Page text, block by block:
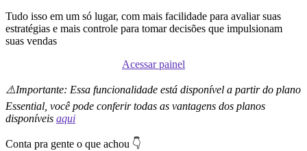
Tudo isso em um só lugar, com mais facilidade para avaliar suas
estratégias e mais controle para tomar decisões que impulsionam
suas vendas
Acessar painel
⚠️Importante: Essa funcionalidade está disponível a partir do plano
Essential, você pode conferir todas as vantagens dos planos
disponíveis aqui
Conta pra gente o que achou 👇